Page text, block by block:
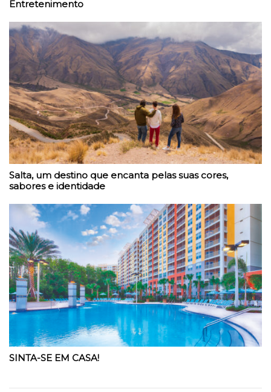
Entretenimento
Salta, um destino que encanta pelas suas cores,
sabores e identidade
SINTA-SE EM CASA!